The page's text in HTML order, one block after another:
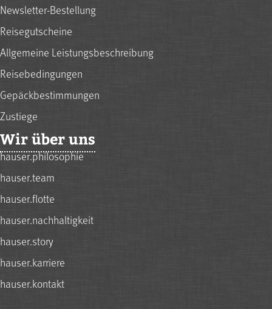
Newsletter-Bestellung
Reisegutscheine
Allgemeine Leistungsbeschreibung
Reisebedingungen
Gepäckbestimmungen
Zustiege
Wir über uns
hauser.philosophie
hauser.team
hauser.flotte
hauser.nachhaltigkeit
hauser.story
hauser.karriere
hauser.kontakt